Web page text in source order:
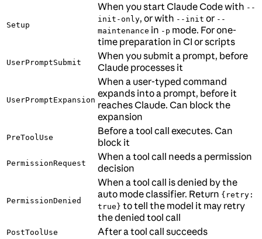
Setup
When you start Claude Code with --
init-only, or with --init or --
maintenance in -p mode. For one-
time preparation in CI or scripts
UserPromptSubmit
When you submit a prompt, before
Claude processes it
UserPromptExpansion
When a user-typed command
expands into a prompt, before it
reaches Claude. Can block the
expansion
PreToolUse
Before a tool call executes. Can
block it
PermissionRequest
When a tool call needs a permission
decision
PermissionDenied
When a tool call is denied by the
auto mode classifier. Return {retry:
true} to tell the model it may retry
the denied tool call
PostToolUse After a tool call succeeds